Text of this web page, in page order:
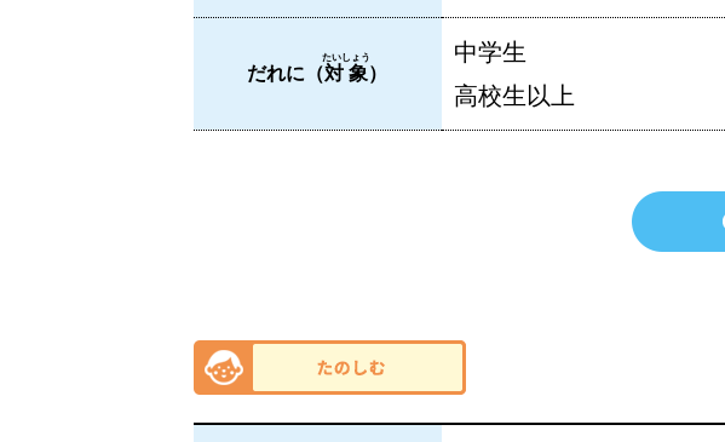
だれに（対象
たいしょう
）
中学生
高校生以上